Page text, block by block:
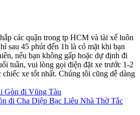
các quận trong tp HCM và tài xế luôn
sau 45 phút đến 1h là có mặt khi bạn
nếu bạn không gấp hoặc dự định đi
tuần, vui lòng gọi điện đặt xe trước 1-2
xe tốt nhất. Chúng tôi cũng dễ dàng
Gòn đi Vũng Tàu
đi Cha Diệp Bạc Liêu Nhà Thờ Tắc